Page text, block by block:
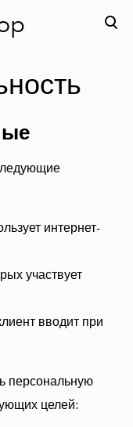
интернет-
участвует
вводит при
персональную
целей: